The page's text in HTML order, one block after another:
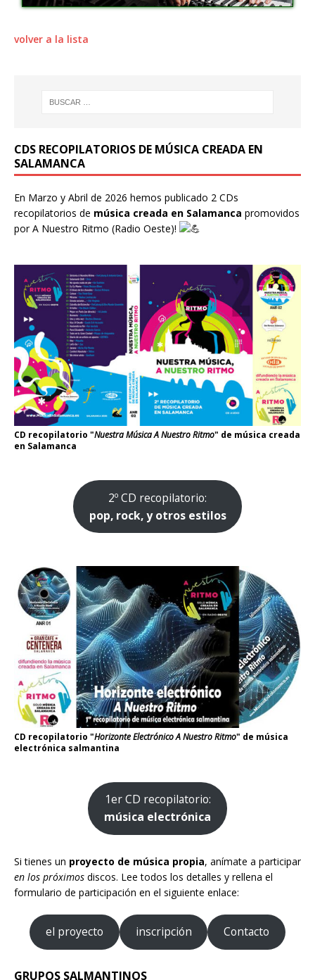
volver a la lista
CDS RECOPILATORIOS DE MÚSICA CREADA EN
SALAMANCA
En Marzo y Abril de 2026 hemos publicado 2 CDs
recopilatorios de música creada en Salamanca promovidos
porA Nuestro Ritmo (Radio Oeste)!
CD recopilatorio "Nuestra Música A Nuestro Ritmo" de música creada
en Salamanca
2º CD recopilatorio:
pop, rock, y otros estilos
CD recopilatorio "Horizonte Electrónico A Nuestro Ritmo" de música
electrónica salmantina
1er CD recopilatorio:
música electrónica
Si tienes un proyecto de música propia, anímate a participar
en los próximos discos. Lee todos los detalles y rellena el
formulario de participación en el siguiente enlace:
el proyecto inscripción Contacto
GRUPOS SALMANTINOS